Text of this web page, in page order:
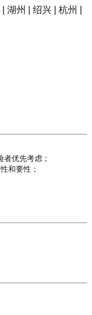
湖州 | 绍兴 | 杭州 |
优先考虑；
和要性；